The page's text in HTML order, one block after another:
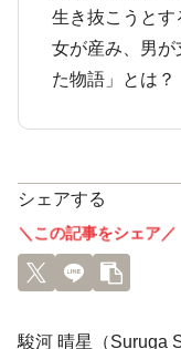
生き抜こうとす
女が産み、男
た物語」とは？
シェアする
＼この記事をシェア／
駿河 晴星（Suruga